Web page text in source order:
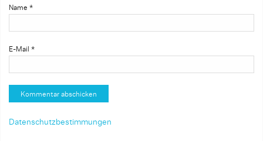
Name *
E-Mail *
Datenschutzbestimmungen